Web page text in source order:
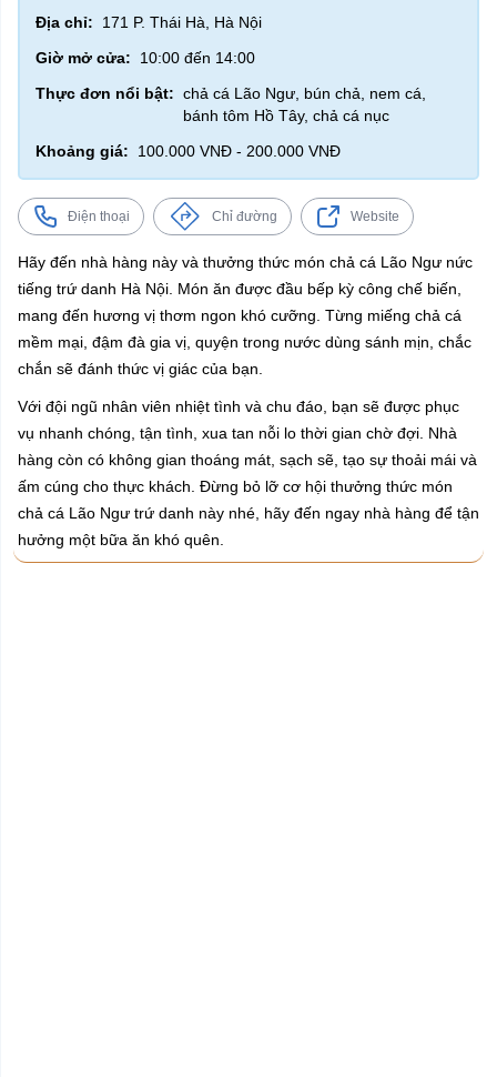
Địa chỉ:
171 P. Thái Hà, Hà Nội
Giờ mở cửa:
10:00 đến 14:00
Thực đơn nổi bật: chả cá Lão Ngư, bún chả, nem cá,
bánh tôm Hồ Tây, chả cá nục
Khoảng giá:
100.000 VNĐ - 200.000 VNĐ
Điện thoại Chỉ đường Website
Hãy đến nhà hàng này và thưởng thức món chả cá Lão Ngư nức
tiếng trứ danh Hà Nội. Món ăn được đầu bếp kỳ công chế biến,
mang đến hương vị thơm ngon khó cưỡng. Từng miếng chả cá
mềm mại, đậm đà gia vị, quyện trong nước dùng sánh mịn, chắc
chắn sẽ đánh thức vị giác của bạn.
Với đội ngũ nhân viên nhiệt tình và chu đáo, bạn sẽ được phục
vụ nhanh chóng, tận tình, xua tan nỗi lo thời gian chờ đợi. Nhà
hàng còn có không gian thoáng mát, sạch sẽ, tạo sự thoải mái và
ấm cúng cho thực khách. Đừng bỏ lỡ cơ hội thưởng thức món
chả cá Lão Ngư trứ danh này nhé, hãy đến ngay nhà hàng để tận
hưởng một bữa ăn khó quên.